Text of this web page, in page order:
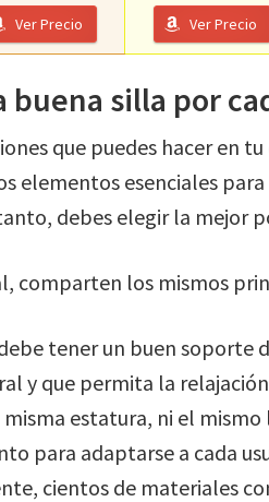
Ver Precio Ver Precio
silla por
que puedes hacer en
elementos esenciales
debes elegir la mejor
comparten los mismos
tener un buen soporte
y que permita la
estatura, ni el
para adaptarse a cada
cientos de materiales